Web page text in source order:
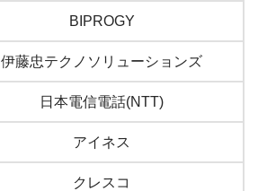
BIPROGY
伊藤忠テクノソリューションズ
日本電信電話(NTT)
アイネス
クレスコ